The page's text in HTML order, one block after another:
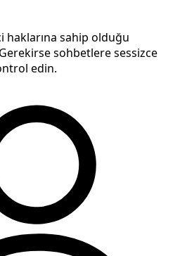
haklarına sahip olduğu
sohbetlere sessizce
edin.